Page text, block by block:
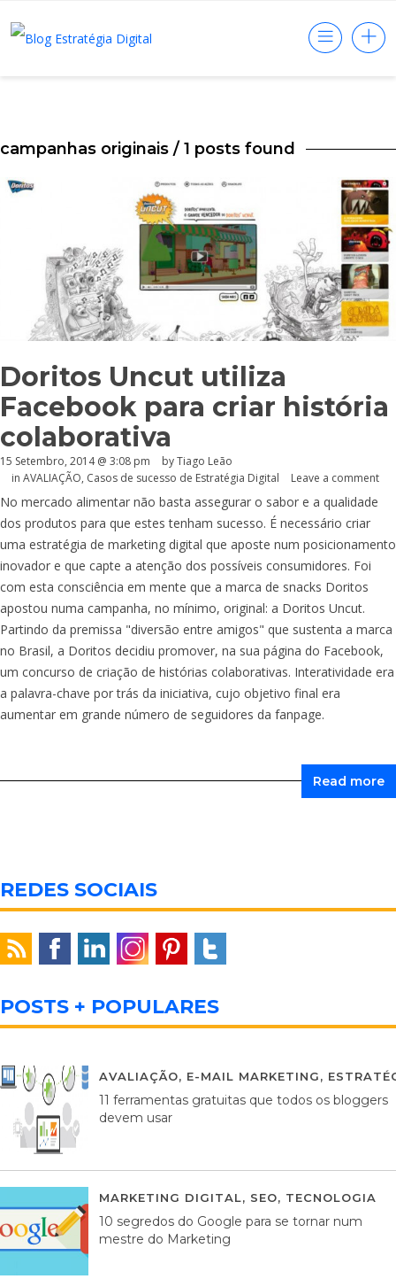
campanhas originais / 1 posts found
Doritos Uncut utiliza
Facebook para criar história
colaborativa
15 Setembro, 2014 @ 3:08 pm
by Tiago Leão
in AVALIAÇÃO, Casos de sucesso de Estratégia Digital Leave a comment
No mercado alimentar não basta assegurar o sabor e a qualidade
dos produtos para que estes tenham sucesso. É necessário criar
uma estratégia de marketing digital que aposte num posicionamento
inovador e que capte a atenção dos possíveis consumidores. Foi
com esta consciência em mente que a marca de snacks Doritos
apostou numa campanha, no mínimo, original: a Doritos Uncut.
Partindo da premissa "diversão entre amigos" que sustenta a marca
no Brasil, a Doritos decidiu promover, na sua página do Facebook,
um concurso de criação de histórias colaborativas. Interatividade era
a palavra-chave por trás da iniciativa, cujo objetivo final era
aumentar em grande número de seguidores da fanpage.
Read more
REDES SOCIAIS
POSTS + POPULARES
AVALIAÇÃO, E-MAIL MARKETING,
11 ferramentas gratuitas que todos os bloggers
devem usar
MARKETING DIGITAL, SEO, TECNOLOGIA
10 segredos do Google para se tornar num
mestre do Marketing